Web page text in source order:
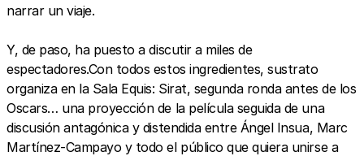
narrar un viaje.‍
Y, de paso, ha puesto a discutir a miles de
espectadores.‍Con todos estos ingredientes, sustrato
organiza en la Sala Equis: Sirat, segunda ronda antes de los
Oscars… una proyección de la película seguida de una
discusión antagónica y distendida entre Ángel Insua, Marc
Martínez-Campayo y todo el público que quiera unirse a